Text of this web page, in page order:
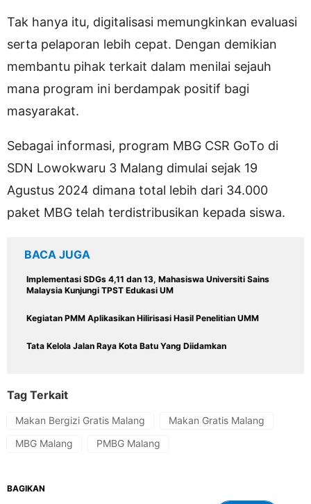
Tak hanya itu, digitalisasi memungkinkan evaluasi
serta pelaporan lebih cepat. Dengan demikian
membantu pihak terkait dalam menilai sejauh
mana program ini berdampak positif bagi
masyarakat.
Sebagai informasi, program MBG CSR GoTo di
SDN Lowokwaru 3 Malang dimulai sejak 19
Agustus 2024 dimana total lebih dari 34.000
paket MBG telah terdistribusikan kepada siswa.
BACA JUGA
Implementasi SDGs 4,11 dan 13, Mahasiswa Universiti Sains
Malaysia Kunjungi TPST Edukasi UM
Kegiatan PMM Aplikasikan Hilirisasi Hasil Penelitian UMM
Tata Kelola Jalan Raya Kota Batu Yang Diidamkan
Tag Terkait
Makan Bergizi Gratis Malang
Makan Gratis Malang
MBG Malang
PMBG Malang
BAGIKAN